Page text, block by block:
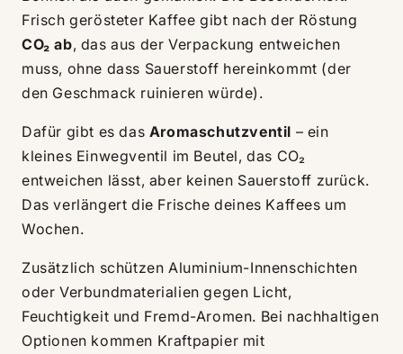
Frisch gerösteter Kaffee gibt nach der Röstung
CO₂ ab, das aus der Verpackung entweichen
muss, ohne dass Sauerstoff hereinkommt (der
den Geschmack ruinieren würde).
Dafür gibt es das Aromaschutzventil – ein
kleines Einwegventil im Beutel, das CO₂
entweichen lässt, aber keinen Sauerstoff zurück.
Das verlängert die Frische deines Kaffees um
Wochen.
Zusätzlich schützen Aluminium-Innenschichten
oder Verbundmaterialien gegen Licht,
Feuchtigkeit und Fremd-Aromen. Bei nachhaltigen
Optionen kommen Kraftpapier mit